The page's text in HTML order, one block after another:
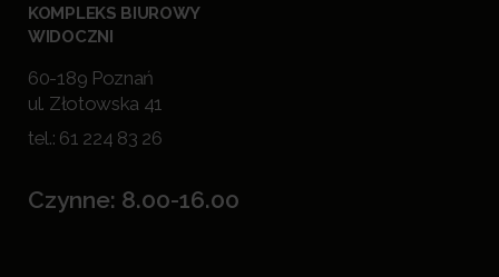
KOMPLEKS BIUROWY
WIDOCZNI
60-189 Poznań
ul. Złotowska 41
tel.: 61 224 83 26
Czynne: 8.00-16.00